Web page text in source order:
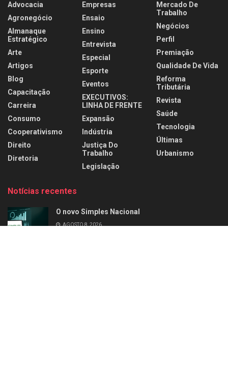
Advocacia
Agronegócio
Almanaque
Estratégico
Arte
Artigos
Blog
Capacitação
Carreira
Consumo
Cooperativismo
Direito
Diretoria
Empresas
Ensaio
Ensino
Entrevista
Especial
Esporte
Eventos
EXECUTIVOS:
LINHA DE FRENTE
Expansão
Indústria
Justiça Do
Trabalho
Legislação
Mercado De
Trabalho
Negócios
Perfil
Premiação
Qualidade De Vida
Reforma
Tributária
Revista
Saúde
Tecnologia
Últimas
Urbanismo
Notícias recentes
O novo Simples Nacional
AGOSTO 8, 2026